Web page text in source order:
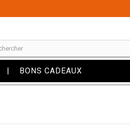
BONS CADEAUX